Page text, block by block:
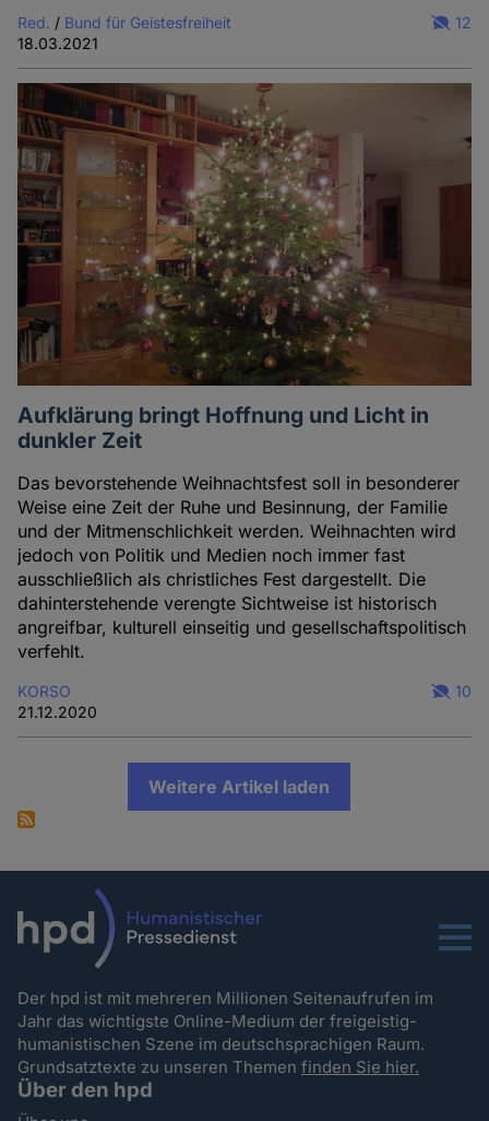
Red. / Bund für Geistesfreiheit
18.03.2021
12
Aufklärung bringt Hoffnung und Licht in
dunkler Zeit
Das bevorstehende Weihnachtsfest soll in besonderer
Weise eine Zeit der Ruhe und Besinnung, der Familie
und der Mitmenschlichkeit werden. Weihnachten wird
jedoch von Politik und Medien noch immer fast
ausschließlich als christliches Fest dargestellt. Die
dahinterstehende verengte Sichtweise ist historisch
angreifbar, kulturell einseitig und gesellschaftspolitisch
verfehlt.
KORSO
21.12.2020
10
Weitere Artikel laden
Menu
Der hpd ist mit mehreren Millionen Seitenaufrufen im
Jahr das wichtigste Online-Medium der freigeistig-
humanistischen Szene im deutschsprachigen Raum.
Grundsatztexte zu unseren Themenfinden Sie hier.
Über den hpd